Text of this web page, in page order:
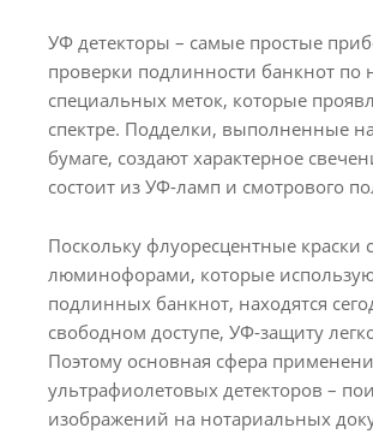
УФ детекторы – самые простые
проверки подлинности банкнот по
специальных меток, которые
спектре. Подделки, выполненные
бумаге, создают характерное
состоит из УФ-ламп и смотрового
Поскольку флуоресцентные краски с
люминофорами, которые
подлинных банкнот, находятся
свободном доступе, УФ-защиту
Поэтому основная сфера
ультрафиолетовых детекторов –
изображений на нотариальных